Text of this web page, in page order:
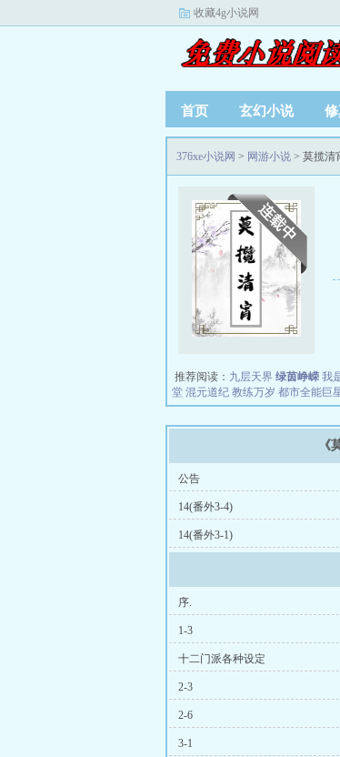
收藏4g小说网
首页 玄幻小说
376xe小说网 > 网游小说 > 莫揽清
推荐阅读： 九层天界 绿茵峥嵘 我
堂 混元道纪 教练万岁 都市全能巨
《
公告
14(番外3-4)
14(番外3-1)
序.
1-3
十二门派各种设定
2-3
2-6
3-1